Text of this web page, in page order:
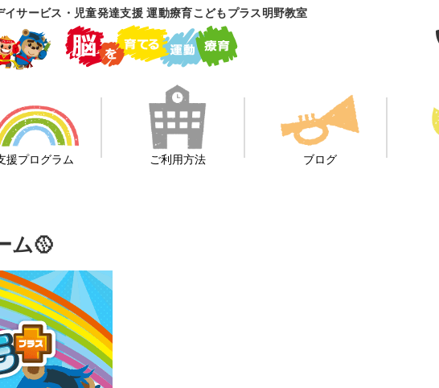
サービス・児童発達支援 運動療育こどもプラス明野教室
援プログラム ご利用方法 ブログ
ム🥎